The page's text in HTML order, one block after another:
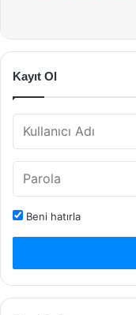
Kayıt Ol
Beni hatırla